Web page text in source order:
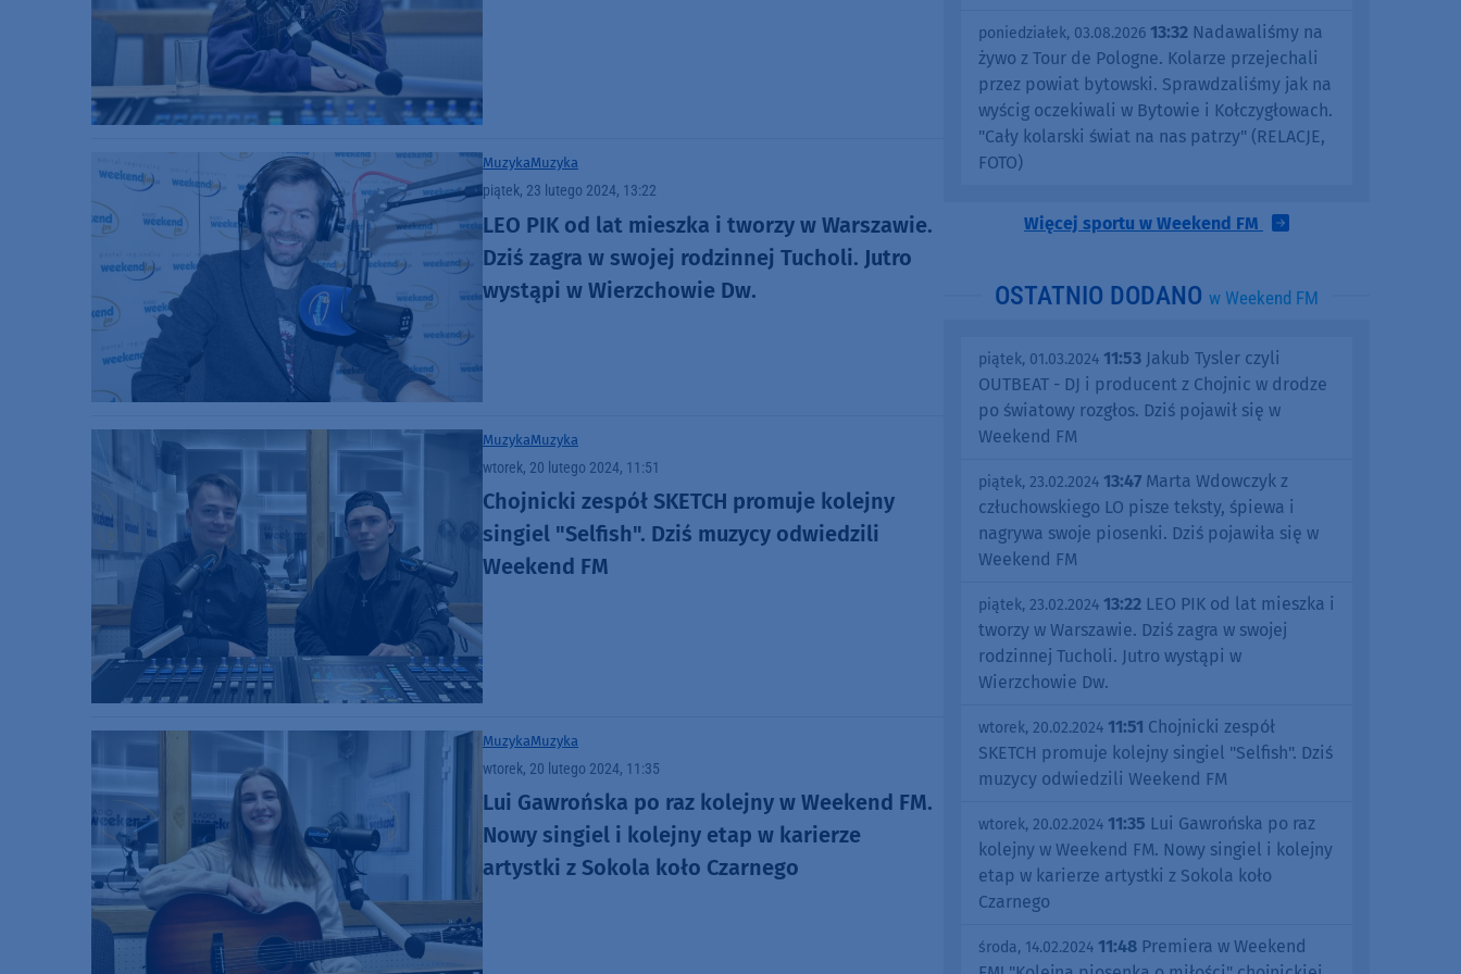
MuzykaMuzyka
piątek, 23 lutego 2024, 13:22
LEO PIK od lat mieszka i tworzy w Warszawie.
Dziś zagra w swojej rodzinnej Tucholi. Jutro
wystąpi w Wierzchowie Dw.
MuzykaMuzyka
wtorek, 20 lutego 2024, 11:51
Chojnicki zespół SKETCH promuje kolejny
singiel "Selfish". Dziś muzycy odwiedzili
Weekend FM
MuzykaMuzyka
wtorek, 20 lutego 2024, 11:35
Lui Gawrońska po raz kolejny w Weekend FM.
Nowy singiel i kolejny etap w karierze
artystki z Sokola koło Czarnego
poniedziałek, 03.08.2026 13:32 Nadawaliśmy na
żywo z Tour de Pologne. Kolarze przejechali
przez powiat bytowski. Sprawdzaliśmy jak na
wyścig oczekiwali w Bytowie i Kołczygłowach.
"Cały kolarski świat na nas patrzy" (RELACJE,
FOTO)
Więcej sportu w Weekend FM
OSTATNIO DODANO w Weekend FM
piątek, 01.03.2024 11:53 Jakub Tysler czyli
OUTBEAT - DJ i producent z Chojnic w drodze
po światowy rozgłos. Dziś pojawił się w
Weekend FM
piątek, 23.02.2024 13:47 Marta Wdowczyk z
człuchowskiego LO pisze teksty, śpiewa i
nagrywa swoje piosenki. Dziś pojawiła się w
Weekend FM
piątek, 23.02.2024 13:22 LEO PIK od lat mieszka i
tworzy w Warszawie. Dziś zagra w swojej
rodzinnej Tucholi. Jutro wystąpi w
Wierzchowie Dw.
wtorek, 20.02.2024 11:51 Chojnicki zespół
SKETCH promuje kolejny singiel "Selfish". Dziś
muzycy odwiedzili Weekend FM
wtorek, 20.02.2024 11:35 Lui Gawrońska po raz
kolejny w Weekend FM. Nowy singiel i kolejny
etap w karierze artystki z Sokola koło
Czarnego
środa, 14.02.2024 11:48 Premiera w Weekend